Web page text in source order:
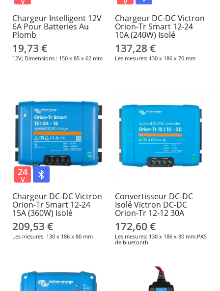
Chargeur Intelligent 12V
6A Pour Batteries Au
Plomb
19,73 €
12V; Dimensions : 150 x 85 x 62 mm
Chargeur DC-DC Victron
Orion-Tr Smart 12-24
10A (240W) Isolé
137,28 €
Les mesures: 130 x 186 x 70 mm
Chargeur DC-DC Victron
Orion-Tr Smart 12-24
15A (360W) Isolé
209,53 €
Les mesures: 130 x 186 x 80 mm
24
V
Convertisseur DC-DC
Isolé Victron DC-DC
Orion-Tr 12-12 30A
172,60 €
Les mesures: 130 x 186 x 80 mm.PAS
de bluetooth